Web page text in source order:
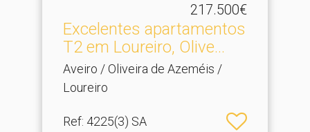
217.500€
Excelentes apartamentos
T2 em Loureiro, Olive.​..
Aveiro / Oliveira de Azeméis /
Loureiro
Ref: 4225(3) SA